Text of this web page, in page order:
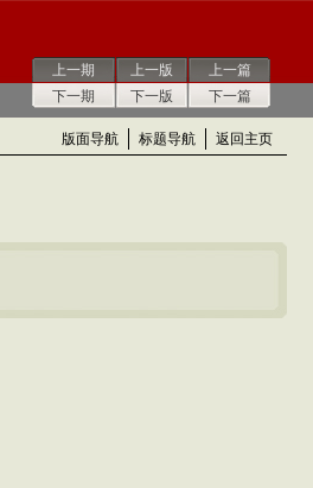
上一期
下一期
上一版
下一版
上一篇
下一篇
版面导航 标题导航 返回主页